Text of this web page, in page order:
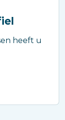
heeft u